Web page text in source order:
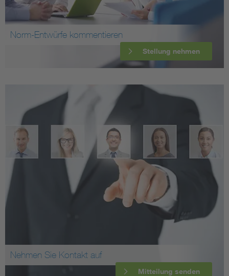
Norm-Entwürfe kommentieren
Stellung nehmen
Nehmen Sie Kontakt auf
Mitteilung senden